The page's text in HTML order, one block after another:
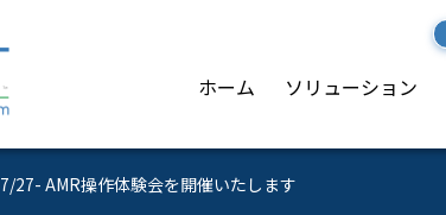
ホーム ソリューション
7/27- AMR操作体験会を開催いたします